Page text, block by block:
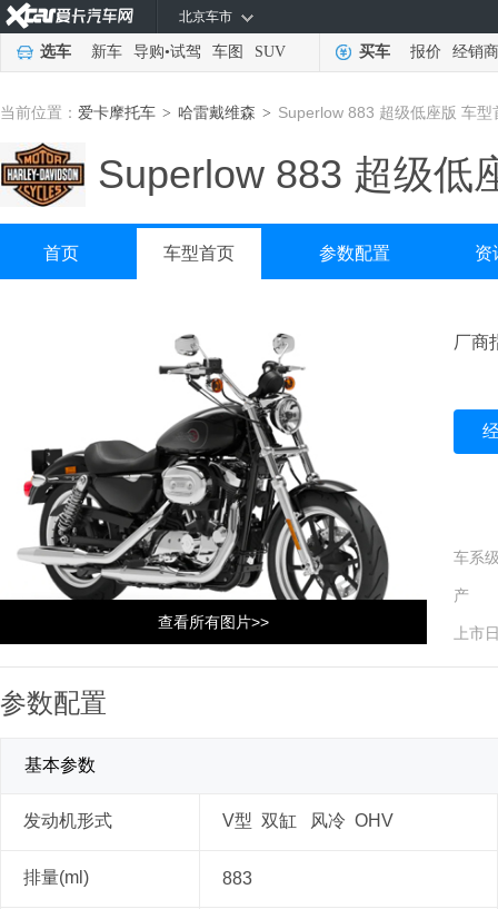
北京车市
选车 新车 导购•试驾 车图 SUV 买车 报价 经销商
当前位置： 爱卡摩托车 > 哈雷戴维森 > Superlow 883 超级低座版 车型
Superlow 883 超级低
首页 车型首页 参数配置 资
查看所有图片>>
厂商
车系
产
上市
参数配置
基本参数
发动机形式 V型 双缸 风冷 OHV
排量(ml) 883